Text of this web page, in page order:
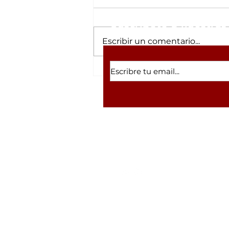
“Vamos a honrar los
principios y valores del
transformación”:
Escribir un comentario...
Suscríbete a